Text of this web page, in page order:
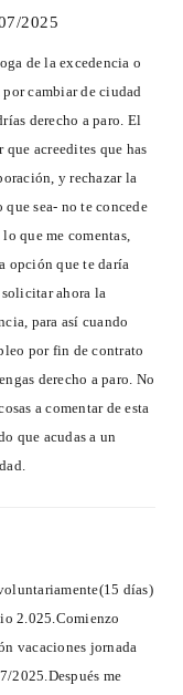
2025
de la excedencia o
cambiar de ciudad
derecho a paro. El
acreedites que has
y rechazar la
sea- no te concede
que me comentas,
opción que te daría
solicitar ahora la
para así cuando
por fin de contrato
derecho a paro. No
a comentar de esta
que acudas a un
días)
2.025.Comienzo
vacaciones jornada
2025.Después me